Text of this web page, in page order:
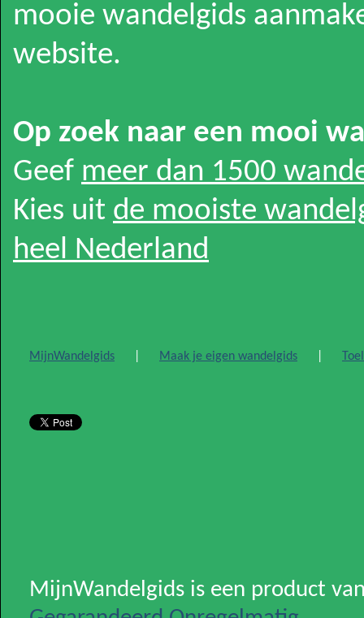
mooie wandelgids
website.
Op zoek naar een mooi
Geef meer dan 1500
Kies uit de mooiste
heel Nederland
MijnWandelgids Maak je eigen wandelgids
MijnWandelgids is een product